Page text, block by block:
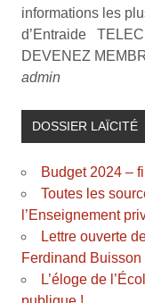
informations les
d’Entraide
DEVENEZ
admin
DOSSIER LAÏCITÉ
Budget 2024 –
Toutes les
l’Enseignement
Lettre ouverte
Ferdinand
L’éloge de